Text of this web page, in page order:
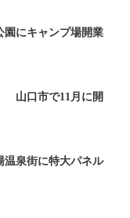
園にキャンプ場開業
山口市で11月に開
温泉街に特大パネル